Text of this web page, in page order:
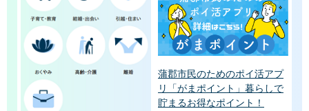
蒲郡市民のためのポイ活アプ
リ「がまポイント」暮らしで
貯まるお得なポイント！